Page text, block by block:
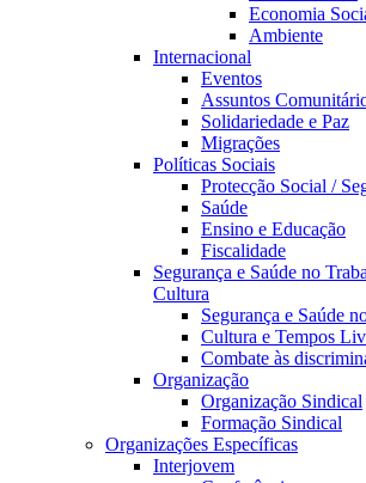
Economia
Ambiente
Internacional
Eventos
Assuntos
Solidariedade e Paz
Migrações
Políticas Sociais
Protecção Social /
Saúde
Ensino e Educação
Fiscalidade
Segurança e Saúde no
Cultura
Segurança e Saúde
Cultura e Tempos
Combate às
Organização
Organização Sindical
Formação Sindical
Organizações Específicas
Interjovem